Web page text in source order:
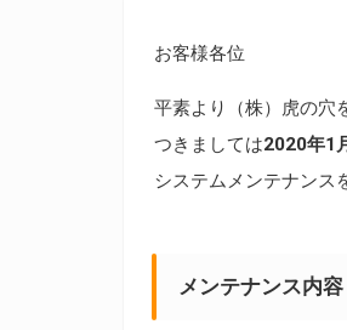
お客様各位
平素より（株）虎の穴
つきましては2020年1
システムメンテナンス
メンテナンス内容